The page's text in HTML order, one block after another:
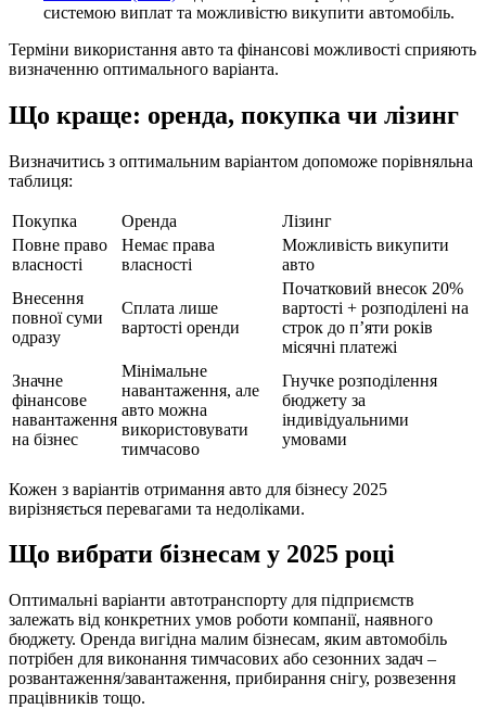
системою виплат та можливістю викупити автомобіль.
Терміни використання авто та фінансові можливості сприяють
визначенню оптимального варіанта.
Що краще: оренда, покупка чи лізинг
Визначитись з оптимальним варіантом допоможе порівняльна
таблиця:
Покупка Оренда
Лізинг
Повне право
власності
Немає права
власності
Можливість викупити
авто
Внесення
повної суми
одразу
Сплата лише
вартості оренди
Початковий внесок 20%
вартості + розподілені на
строк до п’яти років
місячні платежі
Значне
фінансове
навантаження
на бізнес
Мінімальне
навантаження, але
авто можна
використовувати
тимчасово
Гнучке розподілення
бюджету за
індивідуальними
умовами
Кожен з варіантів отримання авто для бізнесу 2025
вирізняється перевагами та недоліками.
Що вибрати бізнесам у 2025 році
Оптимальні варіанти автотранспорту для підприємств
залежать від конкретних умов роботи компанії, наявного
бюджету. Оренда вигідна малим бізнесам, яким автомобіль
потрібен для виконання тимчасових або сезонних задач –
розвантаження/завантаження, прибирання снігу, розвезення
працівників тощо.